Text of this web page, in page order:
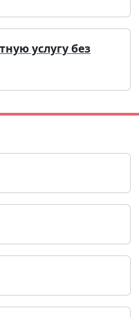
услугу без